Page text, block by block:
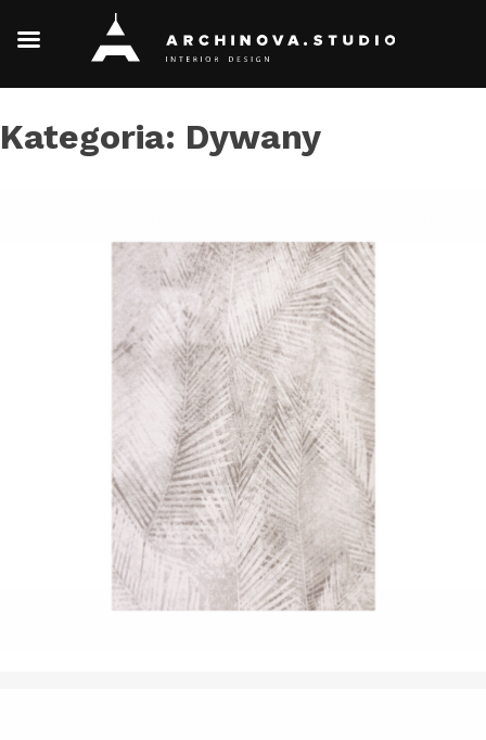
Skip
to
Kategoria: Dywany